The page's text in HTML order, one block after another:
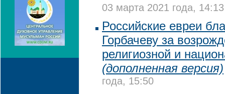
03 марта 2021 года, 14:13
Российские евреи
Горбачеву за
религиозной и
(дополненная версия)
года, 15:50